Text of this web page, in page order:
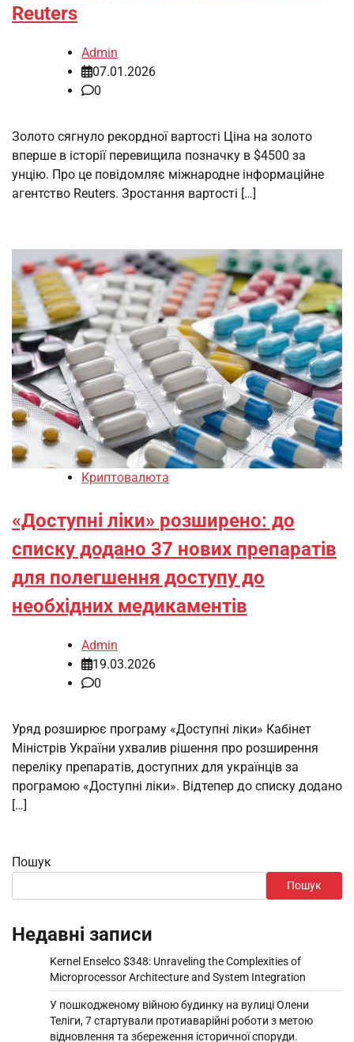
Reuters
Admin
07.01.2026
0
Золото сягнуло рекордної вартості Ціна на золото
вперше в історії перевищила позначку в $4500 за
унцію. Про це повідомляє міжнародне інформаційне
агентство Reuters. Зростання вартості […]
Криптовалюта
«Доступні ліки» розширено: до
списку додано 37 нових препаратів
для полегшення доступу до
необхідних медикаментів
Admin
19.03.2026
0
Уряд розширює програму «Доступні ліки» Кабінет
Міністрів України ухвалив рішення про розширення
переліку препаратів, доступних для українців за
програмою «Доступні ліки». Відтепер до списку додано
[…]
Пошук
Пошук
Недавні записи
Kernel Enselco $348: Unraveling the Complexities of
Microprocessor Architecture and System Integration
У пошкодженому війною будинку на вулиці Олени
Теліги, 7 стартували протиаварійні роботи з метою
відновлення та збереження історичної споруди.